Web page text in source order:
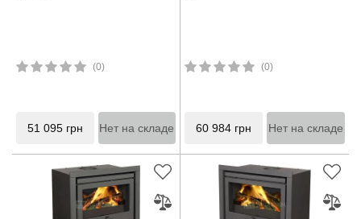
(0)
51 095 грн Нет на складе
(0)
60 984 грн Нет на складе